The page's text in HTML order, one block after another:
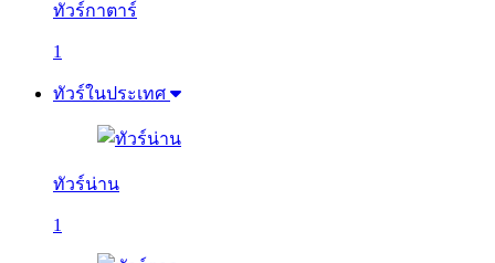
ทัวร์กาตาร์
1
ทัวร์ในประเทศ
ทัวร์น่าน
1